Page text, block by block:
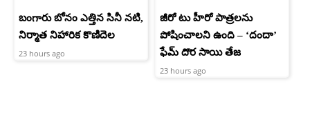
బంగారు బోనం ఎత్తిన సినీ నటి,
నిర్మాత నిహారిక కొణిదెల
23 hours ago
జీరో టు హీరో పాత్రలను
పోషించాలని ఉంది – ‘దందా’
ఫేమ్ దొర సాయి తేజ
23 hours ago